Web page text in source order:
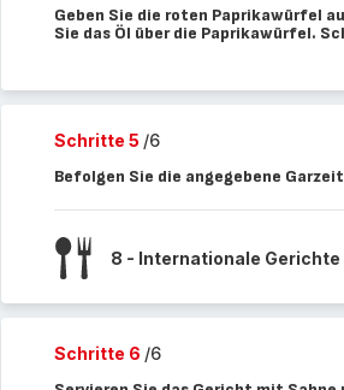
Geben Sie die roten Paprikawürfel
Sie das Öl über die Paprikawürfel.
Schritte 5 /6
Befolgen Sie die angegebene
8 - Internationale Gerichte
Schritte 6 /6